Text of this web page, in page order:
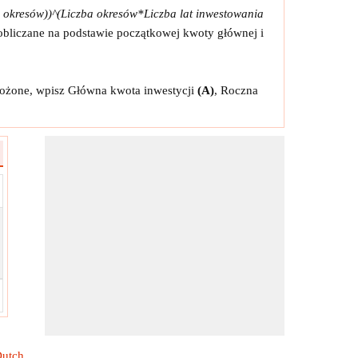
okresów*Liczba lat inwestowania
na podstawie początkowej kwoty głównej i
wpisz Główna kwota inwestycji (A), Roczna